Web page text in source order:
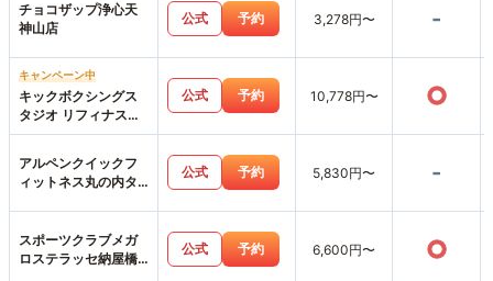
チョコザップ浄心天
神山店
公式 予約 3,278円〜 -
キャンペーン中
キックボクシングス
タジオ リフィナス名
古屋店
公式 予約 10,778円〜 ○
アルペンクイックフ
ィットネス丸の内タ
公式 予約 5,830円〜 -
スポーツクラブメガ
ロステラッセ納屋橋
公式 予約 6,600円〜 ○